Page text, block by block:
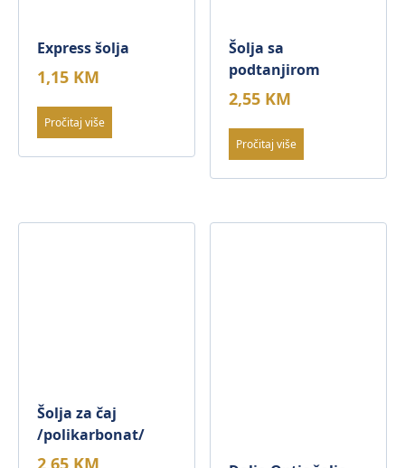
Express šolja
1,15 KM
Pročitaj više
Šolja sa
podtanjirom
2,55 KM
Pročitaj više
Šolja za čaj
/polikarbonat/
2,65 KM